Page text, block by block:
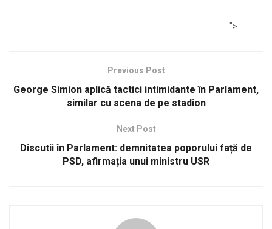
">
Previous Post
George Simion aplică tactici intimidante în Parlament,
similar cu scena de pe stadion
Next Post
Discutii în Parlament: demnitatea poporului față de
PSD, afirmația unui ministru USR